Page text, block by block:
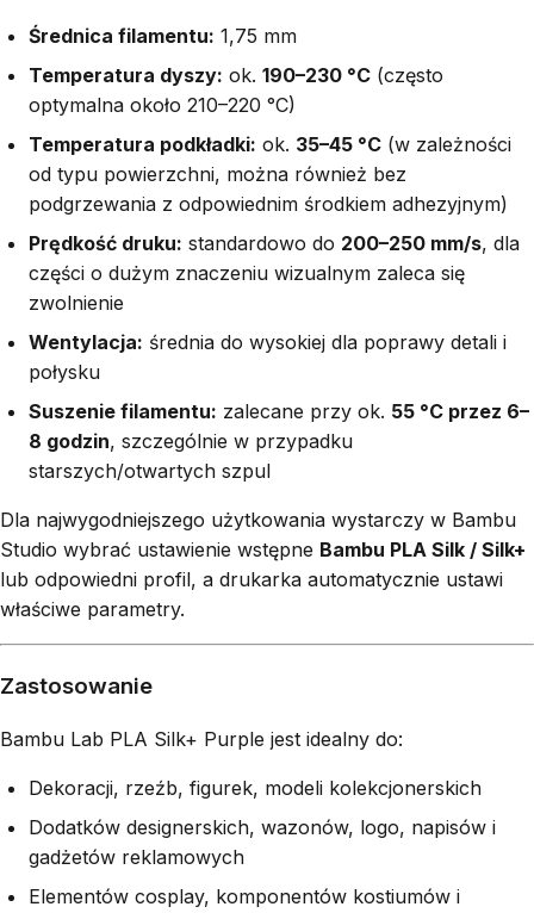
Średnica filamentu: 1,75 mm
Temperatura dyszy: ok. 190–230 °C (często
optymalna około 210–220 °C)
Temperatura podkładki: ok. 35–45 °C (w zależności
od typu powierzchni, można również bez
podgrzewania z odpowiednim środkiem adhezyjnym)
Prędkość druku: standardowo do 200–250 mm/s, dla
części o dużym znaczeniu wizualnym zaleca się
zwolnienie
Wentylacja: średnia do wysokiej dla poprawy detali i
połysku
Suszenie filamentu: zalecane przy ok. 55 °C przez 6–
8 godzin, szczególnie w przypadku
starszych/otwartych szpul
Dla najwygodniejszego użytkowania wystarczy w Bambu
Studio wybrać ustawienie wstępne Bambu PLA Silk / Silk+
lub odpowiedni profil, a drukarka automatycznie ustawi
właściwe parametry.
Zastosowanie
Bambu Lab PLA Silk+ Purple jest idealny do:
Dekoracji, rzeźb, figurek, modeli kolekcjonerskich
Dodatków designerskich, wazonów, logo, napisów i
gadżetów reklamowych
Elementów cosplay, komponentów kostiumów i